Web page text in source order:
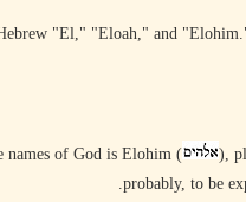
"El," "Eloah," and
names of God is Elohim (
),
probably, to be